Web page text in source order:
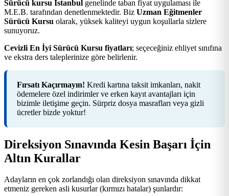
Sürücü kursu İstanbul genelinde taban fiyat uygulaması ile
M.E.B. tarafından denetlenmektedir. Biz Uzman Eğitmenler
Sürücü Kursu olarak, yüksek kaliteyi uygun koşullarla sizlere
sunuyoruz.
Cevizli En İyi Sürücü Kursu fiyatları; seçeceğiniz ehliyet sınıfına
ve ekstra ders taleplerinize göre belirlenir.
Fırsatı Kaçırmayın! Kredi kartına taksit imkanları, nakit
ödemelere özel indirimler ve erken kayıt avantajları için
bizimle iletişime geçin. Sürpriz dosya masrafları veya gizli
ücretler bizde yoktur!
Direksiyon Sınavında Kesin Başarı İçin
Altın Kurallar
Adayların en çok zorlandığı olan direksiyon sınavında dikkat
etmeniz gereken asli kusurlar (kırmızı hatalar) şunlardır: